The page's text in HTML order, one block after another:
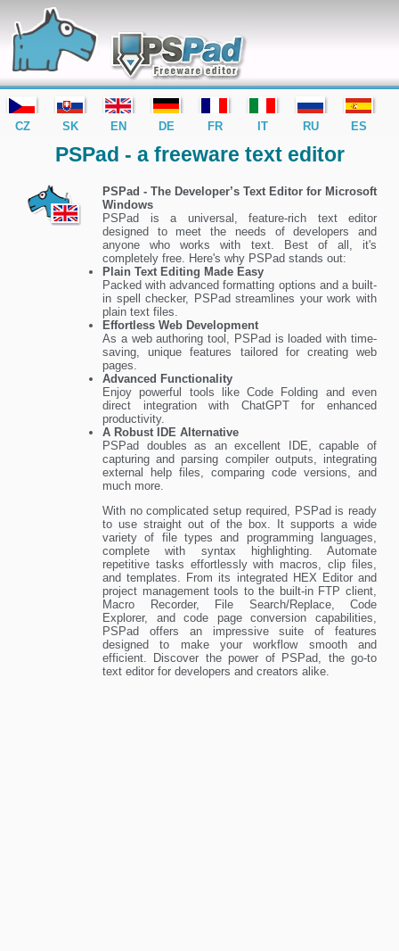
editor PSPad - freeware editor
PSPad - a freeware text editor
PSPad - The Developer’s Text Editor for Microsoft
Windows
PSPad is a universal, feature-rich text editor
designed to meet the needs of developers and
anyone who works with text. Best of all, it's
completely free. Here's why PSPad stands out:
Plain Text Editing Made Easy
Packed with advanced formatting options and a built-
in spell checker, PSPad streamlines your work with
plain text files.
Effortless Web Development
As a web authoring tool, PSPad is loaded with time-
saving, unique features tailored for creating web
pages.
Advanced Functionality
Enjoy powerful tools like Code Folding and even
direct integration with ChatGPT for enhanced
productivity.
A Robust IDE Alternative
PSPad doubles as an excellent IDE, capable of
capturing and parsing compiler outputs, integrating
external help files, comparing code versions, and
much more.
With no complicated setup required, PSPad is ready
to use straight out of the box. It supports a wide
variety of file types and programming languages,
complete with syntax highlighting. Automate
repetitive tasks effortlessly with macros, clip files,
and templates. From its integrated HEX Editor and
project management tools to the built-in FTP client,
Macro Recorder, File Search/Replace, Code
Explorer, and code page conversion capabilities,
PSPad offers an impressive suite of features
designed to make your workflow smooth and
efficient. Discover the power of PSPad, the go-to
text editor for developers and creators alike.
CZ SK EN DE FR IT RU ES